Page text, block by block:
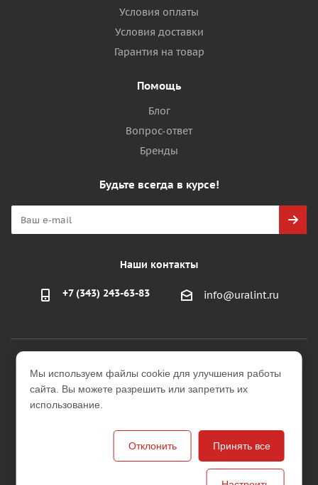
Условия оплаты
Условия доставки
Гарантия на товар
Помощь
Блог
Вопрос-ответ
Бренды
Будьте всегда в курсе!
Наши контакты
+7 (343) 243-63-83 info@uralint.ru
2026 © ООО "УралИнтерьер"
Интернет-магазин строительных и отделочных
Версия для печати
Мы используем файлы cookie для улучшения работы
сайта. Вы можете разрешить или запретить их
использование.
Отклонить Принять все